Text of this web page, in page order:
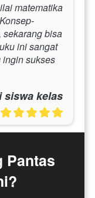
matematika
sekarang bisa
ini sangat
ingin sukses
siswa kelas
Pantas